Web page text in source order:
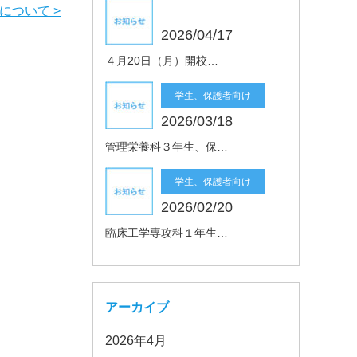
ついて >
2026/04/17
４月20日（月）開校…
学生、保護者向け
2026/03/18
管理栄養科３年生、保…
学生、保護者向け
2026/02/20
臨床工学専攻科１年生…
アーカイブ
2026年4月